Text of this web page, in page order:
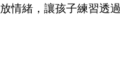
情緒，讓孩子練習透過